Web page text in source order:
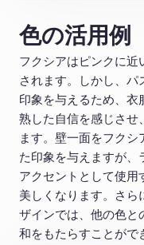
色の活用例
フクシアはピンクに
されます。しかし、
印象を与えるため、
熟した自信を感じさせ
ます。壁一面をフク
た印象を与えますが
アクセントとして使用
美しくなります。さ
ザインでは、他の色と
和をもたらすことがで